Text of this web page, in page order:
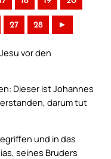
27 28 ►
vor den
Dieser ist Johannes
darum tut
und in das
seines Bruders